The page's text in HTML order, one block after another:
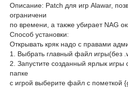
Описание: Patch для игр Alawar,
ограничени
по времени, а также убирает NAG
Способ установки:
Открывать кряк надо с правами
1. Выбрать главный файл игры(без
2. Запустите созданный ярлык игры
папке
с игрой выберите файл с пометкой